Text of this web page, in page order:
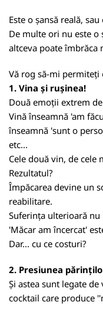
Este o șansă reală,
De multe ori nu este o
altceva poate îmbrăca
Vă rog să-mi permiteți
1. Vina și rușinea!
Două emoții extrem
Vină înseamnă 'am
înseamnă 'sunt o
etc...
Cele două vin, de cele
Rezultatul?
Împăcarea devine un
reabilitare.
Suferința ulterioară nu
'Măcar am încercat'
Dar... cu ce costuri?
2. Presiunea
Și astea sunt legate
cocktail care produce